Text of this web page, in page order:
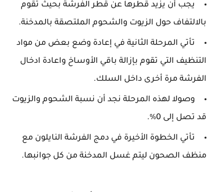
يجب أن يزيد قطرها عن قطر الفرشة بحيث تقوم
بالالتفاف حول الزيوت والشحوم الملتصقة بالمدخنة.
تأتي المرحلة الثانية في إعادة وضع بعض من مواد
التنظيف التي تقوم بإزالة باقي الأوساخ واعادة ادخال
الفرشة مرة أخرى داخل السلك.
وصولا لهذه المرحلة نجد أن نسبة الشحوم والزيوت
قد تصل إلى 0%.
تأتي الخطوة الأخيرة في دمج الفرشة النايلون مع
منظف الصحون ليتم غسل المدخنة من كل جوانبها.